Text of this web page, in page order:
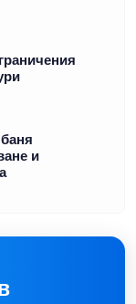
и